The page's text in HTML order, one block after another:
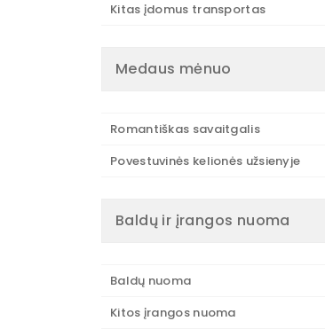
Kitas įdomus transportas
Medaus mėnuo
Romantiškas savaitgalis
Povestuvinės kelionės užsienyje
Baldų ir įrangos nuoma
Baldų nuoma
Kitos įrangos nuoma